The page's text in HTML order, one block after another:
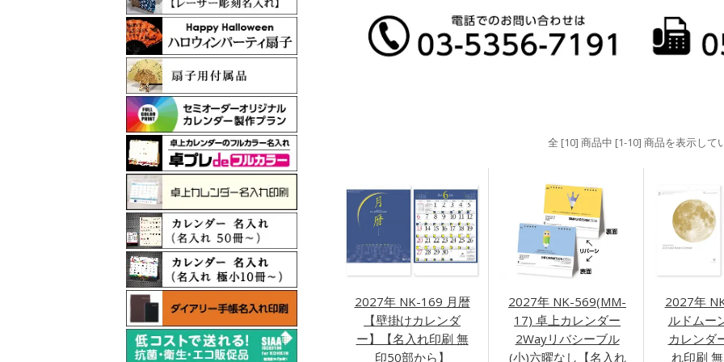
全 [10] 商品中 [1-10] 商品を表示して
2027年 NK-169 月暦
【壁掛けカレンダ
ー】【名入れ印刷 無
印50部から】
2027年 NK-569(MM-
17) 卓上カレンダー
2Wayリバシーブル
(小)六曜なし【名入れ
2027年
ルドムー
カレンダ
れ印刷